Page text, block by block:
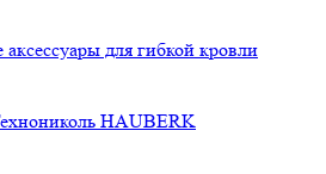
для гибкой кровли
HAUBERK